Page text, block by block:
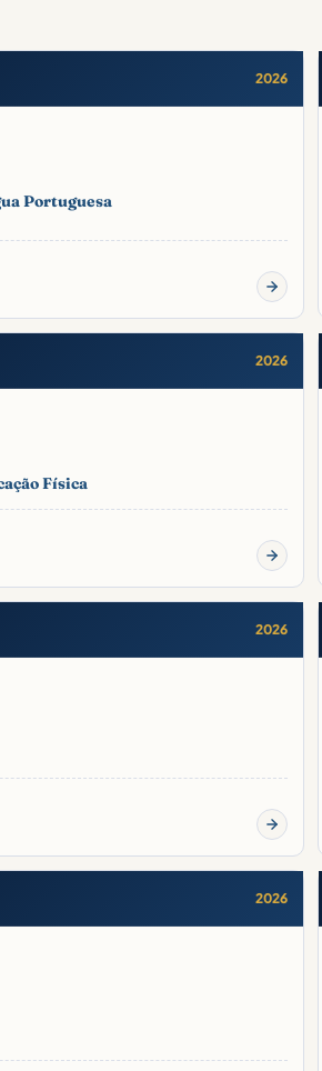
2026
Portuguesa
2026
Física
2026
2026